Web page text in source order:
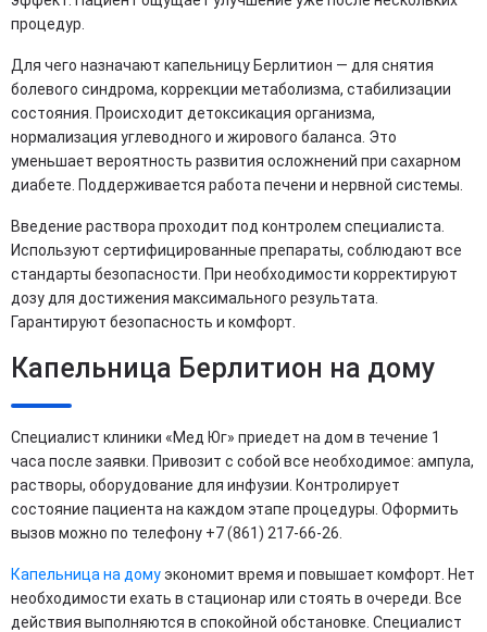
процедур.
Для чего назначают капельницу Берлитион — для снятия
болевого синдрома, коррекции метаболизма, стабилизации
состояния. Происходит детоксикация организма,
нормализация углеводного и жирового баланса. Это
уменьшает вероятность развития осложнений при сахарном
диабете. Поддерживается работа печени и нервной системы.
Введение раствора проходит под контролем специалиста.
Используют сертифицированные препараты, соблюдают все
стандарты безопасности. При необходимости корректируют
дозу для достижения максимального результата.
Гарантируют безопасность и комфорт.
Капельница Берлитион на дому
Специалист клиники «Мед Юг» приедет на дом в течение 1
часа после заявки. Привозит с собой все необходимое: ампула,
растворы, оборудование для инфузии. Контролирует
состояние пациента на каждом этапе процедуры. Оформить
вызов можно по телефону +7 (861) 217-66-26.
Капельница на домуэкономит время и повышает комфорт. Нет
необходимости ехать в стационар или стоять в очереди. Все
действия выполняются в спокойной обстановке. Специалист